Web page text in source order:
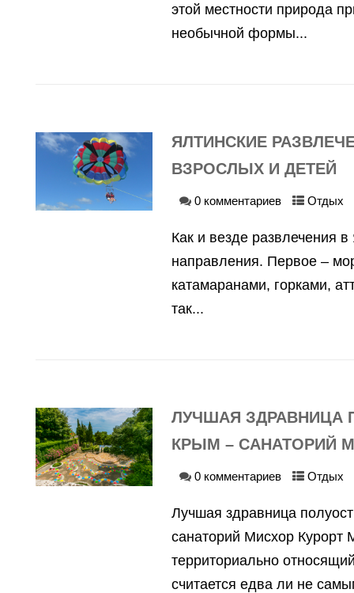
этой местности природа
необычной формы...
ЯЛТИНСКИЕ
ВЗРОСЛЫХ И ДЕТЕЙ
0 комментариев Отдых
Как и везде развлечения
направления. Первое –
катамаранами, горками,
так...
ЛУЧШАЯ ЗДРАВНИЦА
КРЫМ – САНАТОРИЙ
0 комментариев Отдых
Лучшая здравница
санаторий Мисхор Курорт
территориально
считается едва ли не